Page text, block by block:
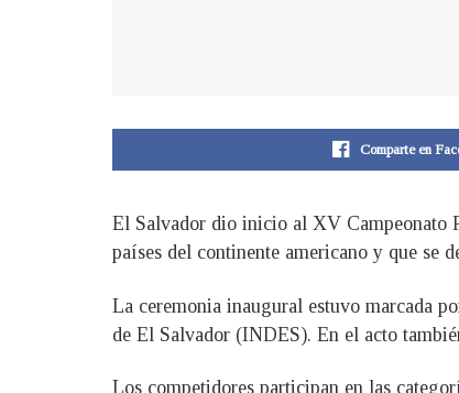
Comparte en
El Salvador dio inicio al XV Campeonato
países del continente americano y que se
La ceremonia inaugural estuvo marcada
de El Salvador (INDES). En el acto
Los competidores participan en las